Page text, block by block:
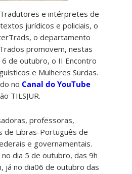
e intérpretes de
jurídicos e policiais, o
o departamento
promovem, nestas
de outubro, o II Encontro
e Mulheres Surdas.
noCanal do YouTube
TILSJUR.
professoras,
Libras-Português de
e governamentais.
dia 5 de outubro, das 9h
já no dia06 de outubro das